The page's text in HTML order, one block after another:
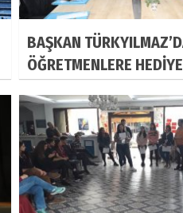
BAŞKAN
ÖĞRETMENLERE